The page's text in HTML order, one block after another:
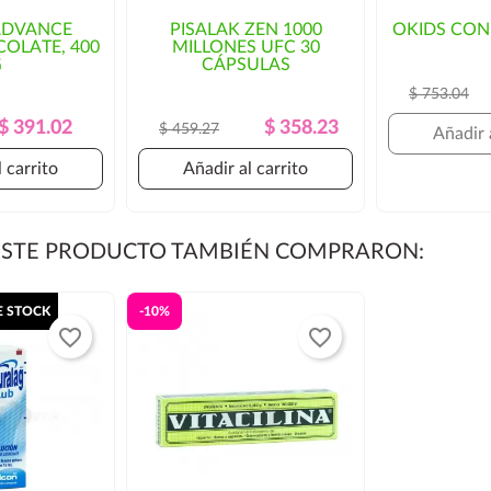
del envío y/o mayor
por parte del cliente.
400
Precio
Precio
391.02
carrito
PISALAK ZEN 1000
MILLONES UFC 30
CÁPSULAS
Precio
Regular
$ 459.27 Precio
$ 358.23
Añadir al carrito
OKIDS
$ 753.04
Añadir
PRODUCTO TAMBIÉN COMPRARON:
STOCK
favorite_border
-10%
favorite_border